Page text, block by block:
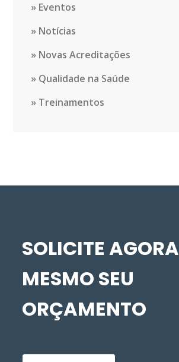
Eventos
Notícias
Novas Acreditações
Qualidade na Saúde
Treinamentos
SOLICITE AGORA
MESMO SEU
ORÇAMENTO